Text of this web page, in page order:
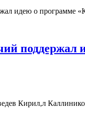
поддержал
Кирил,л